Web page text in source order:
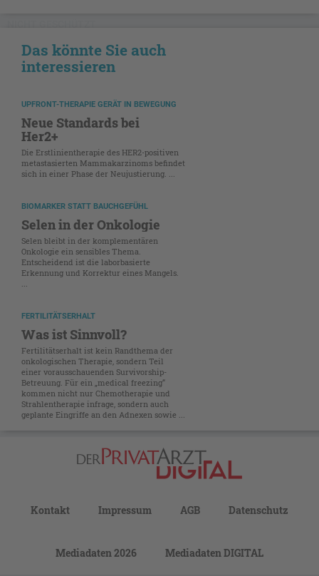
Das könnte Sie auch
interessieren
UPFRONT-THERAPIE GERÄT IN BEWEGUNG
Neue Standards bei
Her2+
Die Erstlinientherapie des HER2-positiven
metastasierten Mammakarzinoms befindet
sich in einer Phase der Neujustierung. ...
BIOMARKER STATT BAUCHGEFÜHL
Selen in der Onkologie
Selen bleibt in der komplementären
Onkologie ein sensibles Thema.
Entscheidend ist die laborbasierte
Erkennung und Korrektur eines Mangels.
...
FERTILITÄTSERHALT
Was ist Sinnvoll?
Fertilitätserhalt ist kein Randthema der
onkologischen Therapie, sondern Teil
einer vorausschauenden Survivorship-
Betreuung. Für ein „medical freezing“
kommen nicht nur Chemotherapie und
Strahlentherapie infrage, sondern auch
geplante Eingriffe an den Adnexen sowie ...
Kontakt Impressum AGB Datenschutz
Mediadaten 2026 Mediadaten DIGITAL